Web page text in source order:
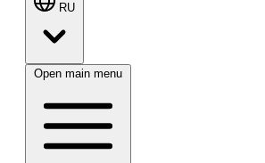
RU
Open main menu